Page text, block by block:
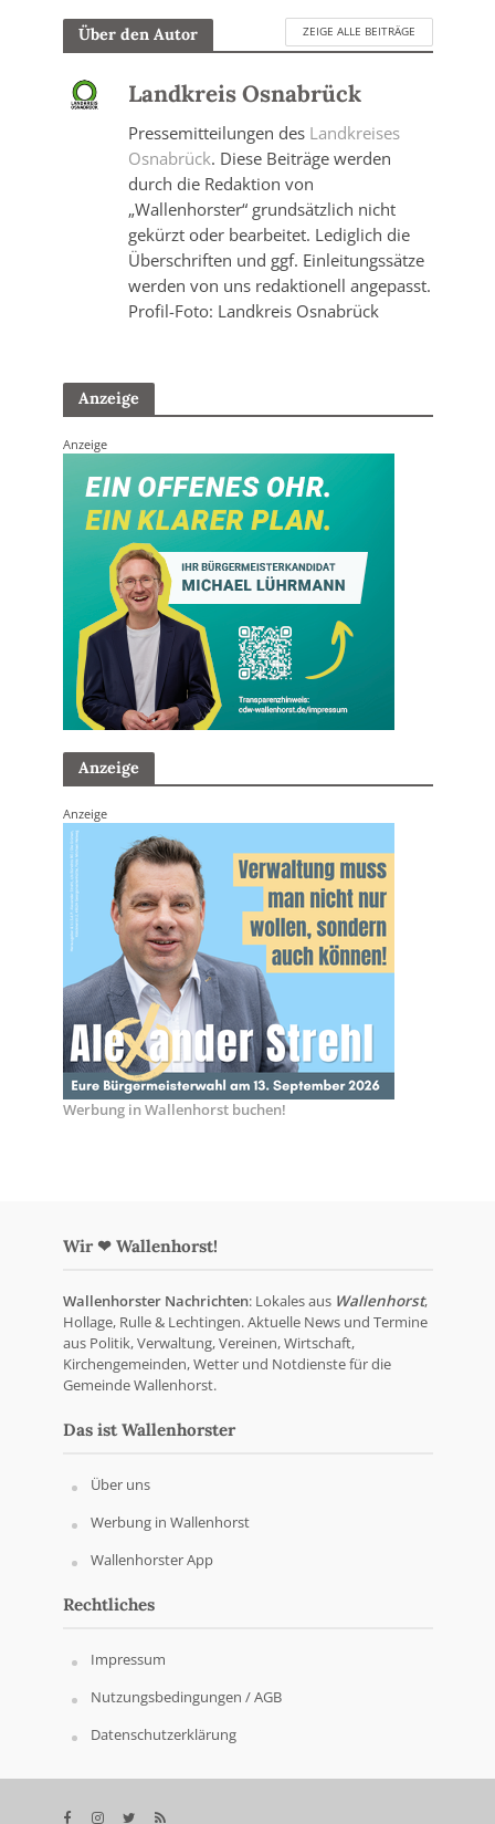
Über den Autor ZEIGE ALLE BEITRÄGE
Landkreis Osnabrück
Pressemitteilungen des Landkreises
Osnabrück. Diese Beiträge werden
durch die Redaktion von
„Wallenhorster“ grundsätzlich nicht
gekürzt oder bearbeitet. Lediglich die
Überschriften und ggf. Einleitungssätze
werden von uns redaktionell angepasst.
Profil-Foto: Landkreis Osnabrück
Anzeige
Anzeige
Anzeige
Anzeige
Werbung in Wallenhorst buchen!
Wir ❤ Wallenhorst!
Wallenhorster Nachrichten: Lokales aus Wallenhorst,
Hollage, Rulle & Lechtingen. Aktuelle News und Termine
aus Politik, Verwaltung, Vereinen, Wirtschaft,
Kirchengemeinden, Wetter und Notdienste für die
Gemeinde Wallenhorst.
Das ist Wallenhorster
Über uns
Werbung in Wallenhorst
Wallenhorster App
Rechtliches
Impressum
Nutzungsbedingungen / AGB
Datenschutzerklärung